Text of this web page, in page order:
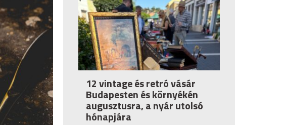
12 vintage és retró vásár
Budapesten és környékén
augusztusra, a nyár utolsó
hónapjára